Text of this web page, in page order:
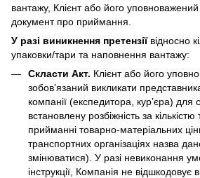
вантажу, Клієнт або його
документ про приймання.
У разі виникнення претензіївідносно
упаковки/тари та наповнення вантажу:
Скласти Акт. Клієнт або його
зобов’язаний викликати
компанії (експедитора, кур’єра) для
встановлену розбіжність за
прийманні товарно-матеріальних
транспортних організаціях назва
змінюватися). У разі невиконання
інструкції, Компанія не відшкодовує